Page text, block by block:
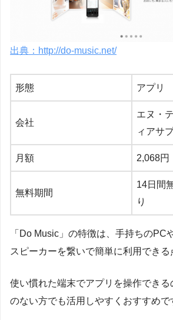
出典：http://do-music.net/
形態 アプリ
会社
エヌ・
ィアサ
月額 2,068円
無料期間
14日間
り
「Do Music」の特徴は、手持ちのPC
スピーカーを繋いで簡単に利用できる
使い慣れた端末でアプリを操作でき
のない方でも活用しやすくおすすめで